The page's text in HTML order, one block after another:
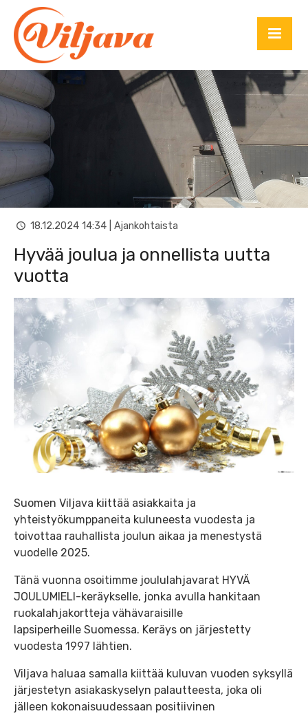
18.12.2024 14:34 | Ajankohtaista
Hyvää joulua ja onnellista uutta
vuotta
Suomen Viljava kiittää asiakkaita ja
yhteistyökumppaneita kuluneesta vuodesta ja
toivottaa rauhallista joulun aikaa ja menestystä
vuodelle 2025.
Tänä vuonna osoitimme joululahjavarat HYVÄ
JOULUMIELI-keräykselle, jonka avulla hankitaan
ruokalahjakortteja vähävaraisille
lapsiperheille Suomessa. Keräys on järjestetty
vuodesta 1997 lähtien.
Viljava haluaa samalla kiittää kuluvan vuoden syksyllä
järjestetyn asiakaskyselyn palautteesta, joka oli
jälleen kokonaisuudessaan positiivinen